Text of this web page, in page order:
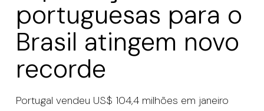
portuguesas para o
Brasil atingem novo
recorde
Portugal vendeu US$ 104,4 milhões em janeiro